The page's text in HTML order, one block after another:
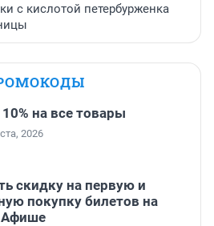
с кислотой петербурженка
на все товары
2026
скидку на первую и
покупку билетов на
Афише